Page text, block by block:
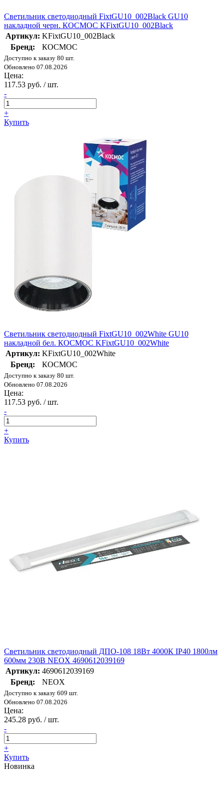
Светильник светодиодный FixtGU10_002Black GU10
накладной черн. КОСМОС KFixtGU10_002Black
Артикул: KFixtGU10_002Black
Бренд:
КОСМОС
Доступно к заказу 80 шт.
Обновлено 07.08.2026
Цена:
117.53 руб. / шт.
-
+
Купить
Светильник светодиодный FixtGU10_002White GU10
накладной бел. КОСМОС KFixtGU10_002White
Артикул: KFixtGU10_002White
Бренд:
КОСМОС
Доступно к заказу 80 шт.
Обновлено 07.08.2026
Цена:
117.53 руб. / шт.
-
+
Купить
Светильник светодиодный ДПО-108 18Вт 4000К IP40 1800лм
600мм 230В NEOX 4690612039169
Артикул: 4690612039169
Бренд:
NEOX
Доступно к заказу 609 шт.
Обновлено 07.08.2026
Цена:
245.28 руб. / шт.
-
+
Купить
Новинка